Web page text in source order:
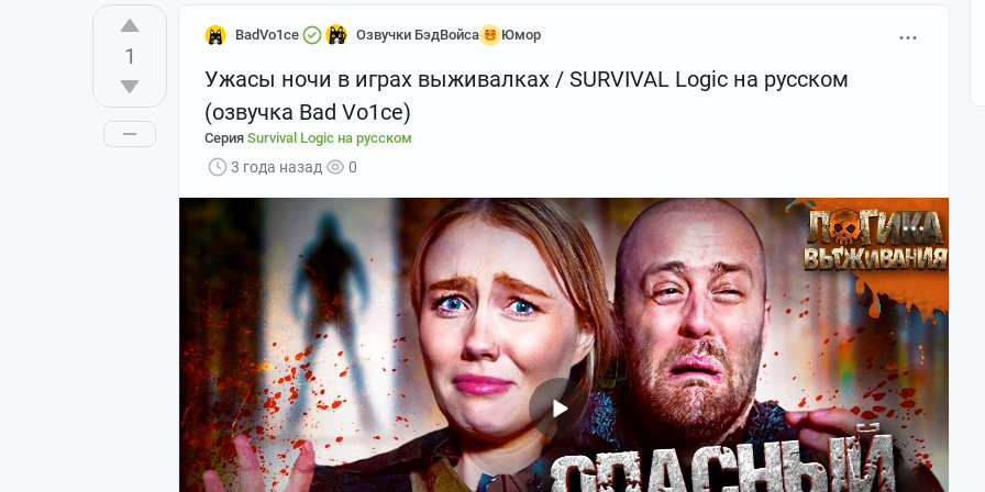
1
BadVo1ce Озвучки БэдВойса Юмор
Ужасы ночи в играх выживалках / SURVIVAL Logic на русском
(озвучка Bad Vo1ce)
Серия Survival Logic на русском
3 года назад 0